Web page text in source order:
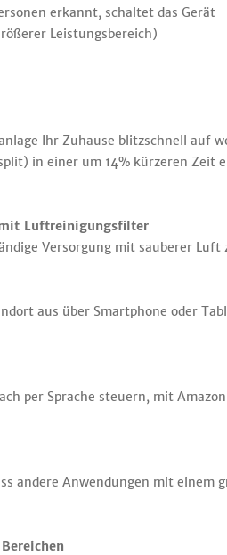
erkannt, schaltet das Gerät
Leistungsbereich)
Ihr Zuhause blitzschnell auf
in einer um 14% kürzeren Zeit
Luftreinigungsfilter
Versorgung mit sauberer Luft
aus über Smartphone oder
per Sprache steuern, mit
andere Anwendungen mit